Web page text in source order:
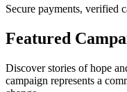
Secure payments, verified
Featured
Discover stories of hope
campaign represents a